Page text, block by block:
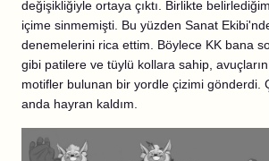
değişikliğiyle ortaya çıktı. Birlikte
içime sinmemişti. Bu yüzden Sanat
denemelerini rica ettim. Böylece KK bana
gibi patilere ve tüylü kollara sahip,
motifler bulunan bir yordle çizimi gönderdi.
anda hayran kaldım.